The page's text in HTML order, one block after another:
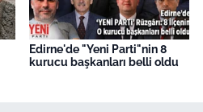
Edirne'de "Yeni Parti"nin 8
kurucu başkanları belli oldu